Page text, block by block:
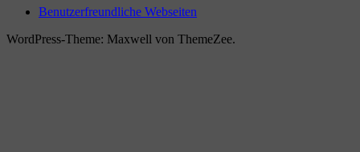
Benutzerfreundliche Webseiten
WordPress-Theme: Maxwell von ThemeZee.